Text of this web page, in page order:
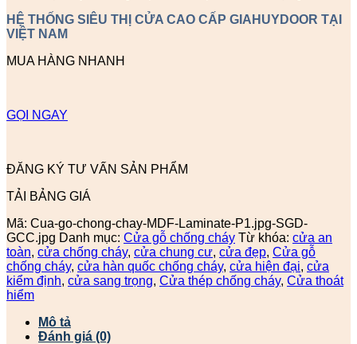
HỆ THỐNG SIÊU THỊ CỬA CAO CẤP GIAHUYDOOR TẠI
VIỆT NAM
MUA HÀNG NHANH
GỌI NGAY
ĐĂNG KÝ TƯ VẤN SẢN PHẨM
TẢI BẢNG GIÁ
Mã: Cua-go-chong-chay-MDF-Laminate-P1.jpg-SGD-
GCC.jpg Danh mục: Cửa gỗ chống cháy Từ khóa: cửa an
toàn, cửa chống cháy, cửa chung cư, cửa đẹp, Cửa gỗ
chống cháy, cửa hàn quốc chống cháy, cửa hiện đại, cửa
kiểm định, cửa sang trọng, Cửa thép chống cháy, Cửa thoát
hiểm
Mô tả
Đánh giá (0)